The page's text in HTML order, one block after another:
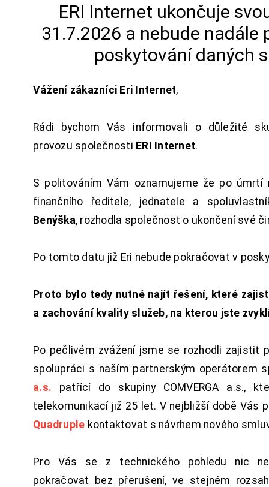
ERI Internet ukončuje
31.7.2026 a nebude nadále
poskytování daných
Vážení zákazníci Eri Internet,
Rádi bychom Vás informovali o důležité
provozu společnosti ERI Internet.
S politováním Vám oznamujeme že po úmrtí
finančního ředitele, jednatele a
Benýška, rozhodla společnost o ukončení své
Po tomto datu již Eri nebude pokračovat v
Proto bylo tedy nutné najít řešení, které
a zachování kvality služeb, na kterou jste
Po pečlivém zvážení jsme se rozhodli zajistit
spolupráci s naším partnerským operátorem
a.s. patřící do skupiny COMVERGA a.s.,
telekomunikací již 25 let. V nejbližší době Vás
Quadruple kontaktovat s návrhem nového
Pro Vás se z technického pohledu nic
pokračovat bez přerušení, ve stejném